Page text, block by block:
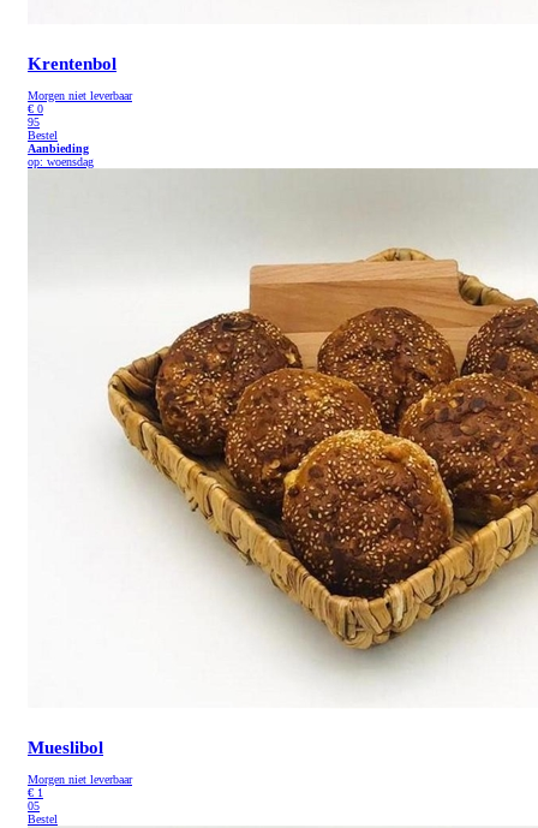
Krentenbol
Morgen niet leverbaar
€ 0
95
Bestel
Aanbieding
op: woensdag
Mueslibol
Morgen niet leverbaar
€ 1
05
Bestel